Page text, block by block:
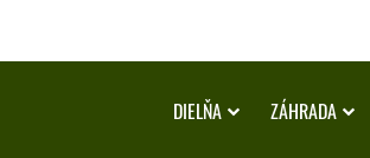
DIELŇA ZÁHRADA